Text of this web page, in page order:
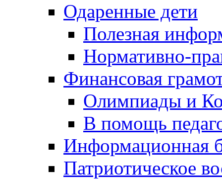
Одаренные дети
Полезная
Нормативно-
Финансовая
Олимпиады и
В помощь
Информационная
Патриотическое